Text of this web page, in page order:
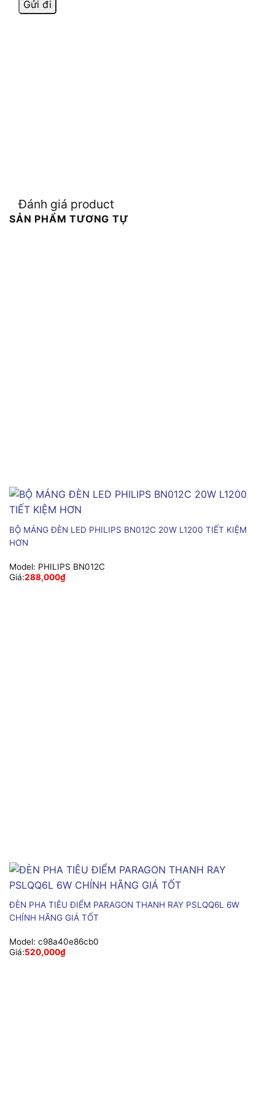
Đánh giá product
SẢN PHẨM TƯƠNG TỰ
BỘ MÁNG ĐÈN LED PHILIPS BN012C 20W L1200 TIẾT KIỆM
HƠN
Model: PHILIPS BN012C
Giá:288,000₫
ĐÈN PHA TIÊU ĐIỂM PARAGON THANH RAY PSLQQ6L 6W
CHÍNH HÃNG GIÁ TỐT
Model: c98a40e86cb0
Giá:520,000₫